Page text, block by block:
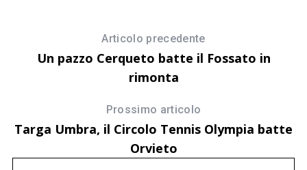
Articolo precedente
Un pazzo Cerqueto batte il Fossato in
rimonta
Prossimo articolo
Targa Umbra, il Circolo Tennis Olympia batte
Orvieto